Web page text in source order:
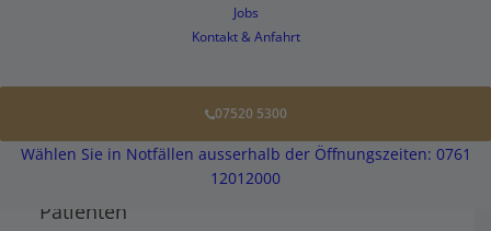
Jobs
Kontakt & Anfahrt
07520 5300
Wählen Sie in Notfällen ausserhalb der Öffnungszeiten: 0761
12012000
Unsere Praxis befindet sich im
(Der Eingang befindet sich am Cosner
Kostenlose Parkplätze stehen unseren
Patienten